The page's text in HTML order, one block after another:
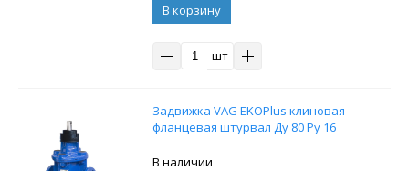
В корзину
шт
Задвижка VAG EKOPlus клиновая
фланцевая штурвал Ду 80 Ру 16
В наличии